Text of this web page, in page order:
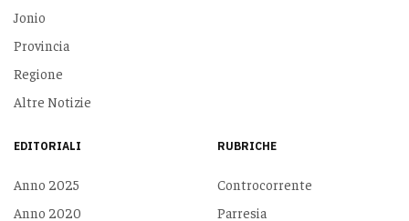
Jonio
Provincia
Regione
Altre Notizie
EDITORIALI
Anno 2025
Anno 2020
RUBRICHE
Controcorrente
Parresia